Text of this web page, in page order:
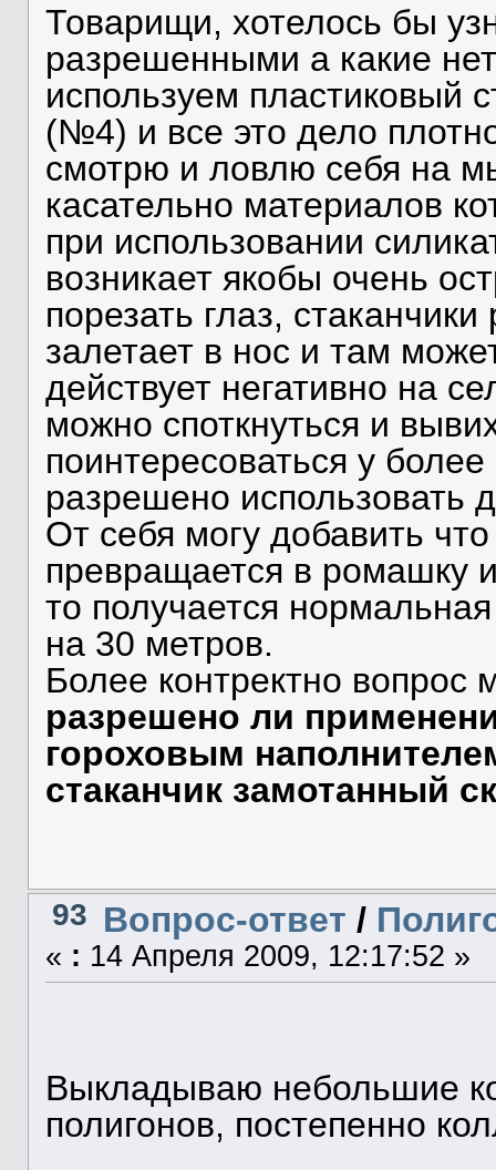
Товарищи, хотелось бы
разрешенными а какие
используем пластиковый
(№4) и все это дело
смотрю и ловлю себя на
касательно материалов
при использовании
возникает якобы очень
порезать глаз,
залетает в нос и там
действует негативно на
можно споткнуться и
поинтересоваться у
разрешено использовать
От себя могу добавить
превращается в ромашку
то получается
на 30 метров.
Более контректно вопрос
разрешено ли
гороховым
стаканчик замотанный
93 Вопрос-ответ /
« : 14 Апреля 2009, 12:17:52 »
Выкладываю небольшие
полигонов, постепенно